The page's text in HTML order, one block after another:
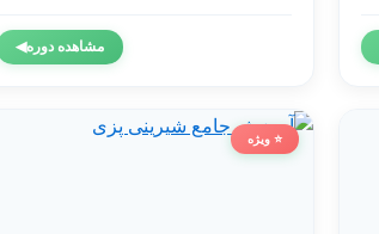
مشاهده دوره◀
⭐ ویژه